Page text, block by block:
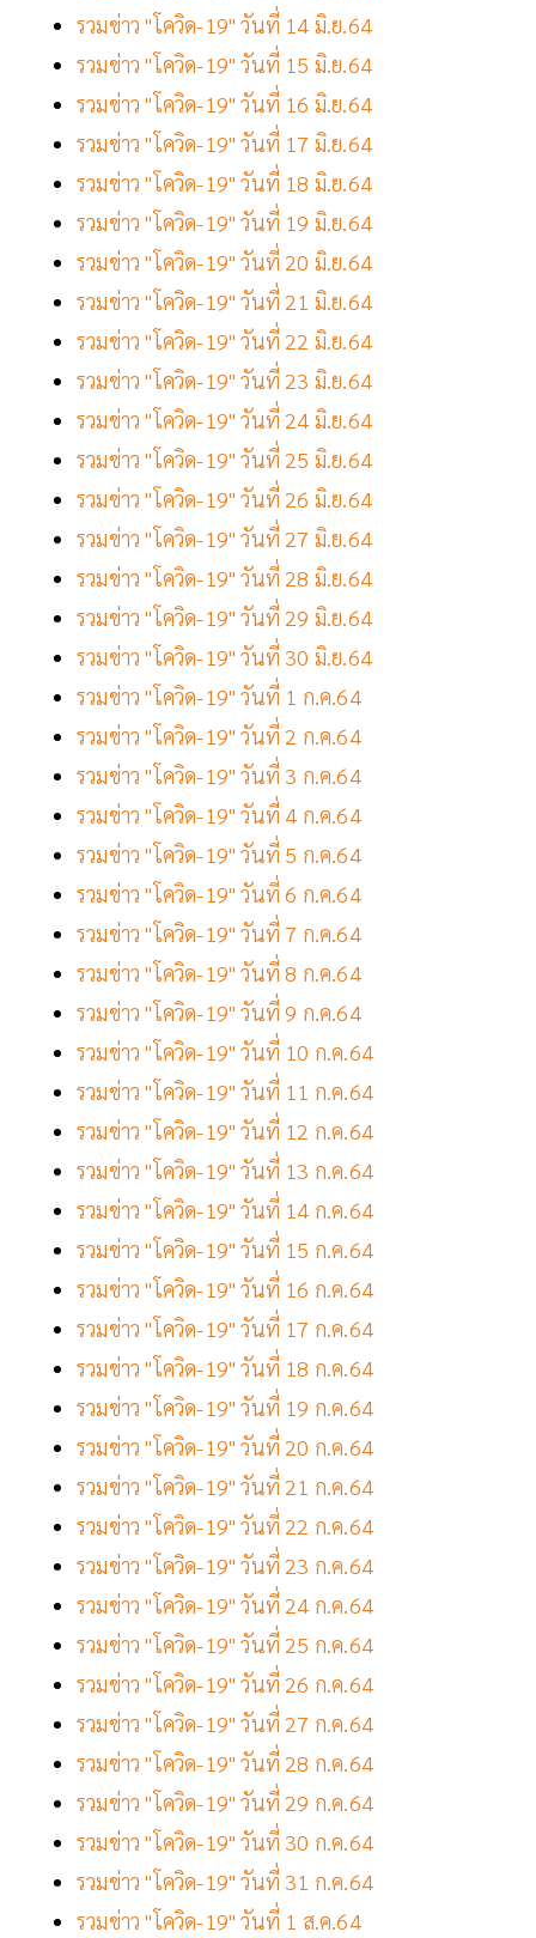
รวมข่าว "โควิด-19" วันที่ 14 มิ.ย.64
รวมข่าว "โควิด-19" วันที่ 15 มิ.ย.64
รวมข่าว "โควิด-19" วันที่ 16 มิ.ย.64
รวมข่าว "โควิด-19" วันที่ 17 มิ.ย.64
รวมข่าว "โควิด-19" วันที่ 18 มิ.ย.64
รวมข่าว "โควิด-19" วันที่ 19 มิ.ย.64
รวมข่าว "โควิด-19" วันที่ 20 มิ.ย.64
รวมข่าว "โควิด-19" วันที่ 21 มิ.ย.64
รวมข่าว "โควิด-19" วันที่ 22 มิ.ย.64
รวมข่าว "โควิด-19" วันที่ 23 มิ.ย.64
รวมข่าว "โควิด-19" วันที่ 24 มิ.ย.64
รวมข่าว "โควิด-19" วันที่ 25 มิ.ย.64
รวมข่าว "โควิด-19" วันที่ 26 มิ.ย.64
รวมข่าว "โควิด-19" วันที่ 27 มิ.ย.64
รวมข่าว "โควิด-19" วันที่ 28 มิ.ย.64
รวมข่าว "โควิด-19" วันที่ 29 มิ.ย.64
รวมข่าว "โควิด-19" วันที่ 30 มิ.ย.64
รวมข่าว "โควิด-19" วันที่ 1 ก.ค.64
รวมข่าว "โควิด-19" วันที่ 2 ก.ค.64
รวมข่าว "โควิด-19" วันที่ 3 ก.ค.64
รวมข่าว "โควิด-19" วันที่ 4 ก.ค.64
รวมข่าว "โควิด-19" วันที่ 5 ก.ค.64
รวมข่าว "โควิด-19" วันที่ 6 ก.ค.64
รวมข่าว "โควิด-19" วันที่ 7 ก.ค.64
รวมข่าว "โควิด-19" วันที่ 8 ก.ค.64
รวมข่าว "โควิด-19" วันที่ 9 ก.ค.64
รวมข่าว "โควิด-19" วันที่ 10 ก.ค.64
รวมข่าว "โควิด-19" วันที่ 11 ก.ค.64
รวมข่าว "โควิด-19" วันที่ 12 ก.ค.64
รวมข่าว "โควิด-19" วันที่ 13 ก.ค.64
รวมข่าว "โควิด-19" วันที่ 14 ก.ค.64
รวมข่าว "โควิด-19" วันที่ 15 ก.ค.64
รวมข่าว "โควิด-19" วันที่ 16 ก.ค.64
รวมข่าว "โควิด-19" วันที่ 17 ก.ค.64
รวมข่าว "โควิด-19" วันที่ 18 ก.ค.64
รวมข่าว "โควิด-19" วันที่ 19 ก.ค.64
รวมข่าว "โควิด-19" วันที่ 20 ก.ค.64
รวมข่าว "โควิด-19" วันที่ 21 ก.ค.64
รวมข่าว "โควิด-19" วันที่ 22 ก.ค.64
รวมข่าว "โควิด-19" วันที่ 23 ก.ค.64
รวมข่าว "โควิด-19" วันที่ 24 ก.ค.64
รวมข่าว "โควิด-19" วันที่ 25 ก.ค.64
รวมข่าว "โควิด-19" วันที่ 26 ก.ค.64
รวมข่าว "โควิด-19" วันที่ 27 ก.ค.64
รวมข่าว "โควิด-19" วันที่ 28 ก.ค.64
รวมข่าว "โควิด-19" วันที่ 29 ก.ค.64
รวมข่าว "โควิด-19" วันที่ 30 ก.ค.64
รวมข่าว "โควิด-19" วันที่ 31 ก.ค.64
รวมข่าว "โควิด-19" วันที่ 1 ส.ค.64